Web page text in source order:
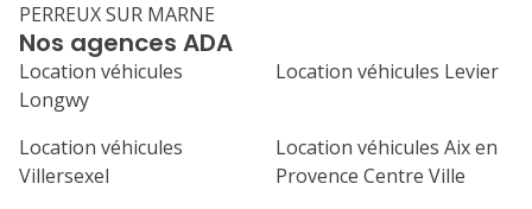
Nos agences ADA
Location véhicules
Longwy
Location véhicules Levier
Location véhicules
Villersexel
Location véhicules Aix en
Provence Centre Ville
PERREUX SUR MARNE